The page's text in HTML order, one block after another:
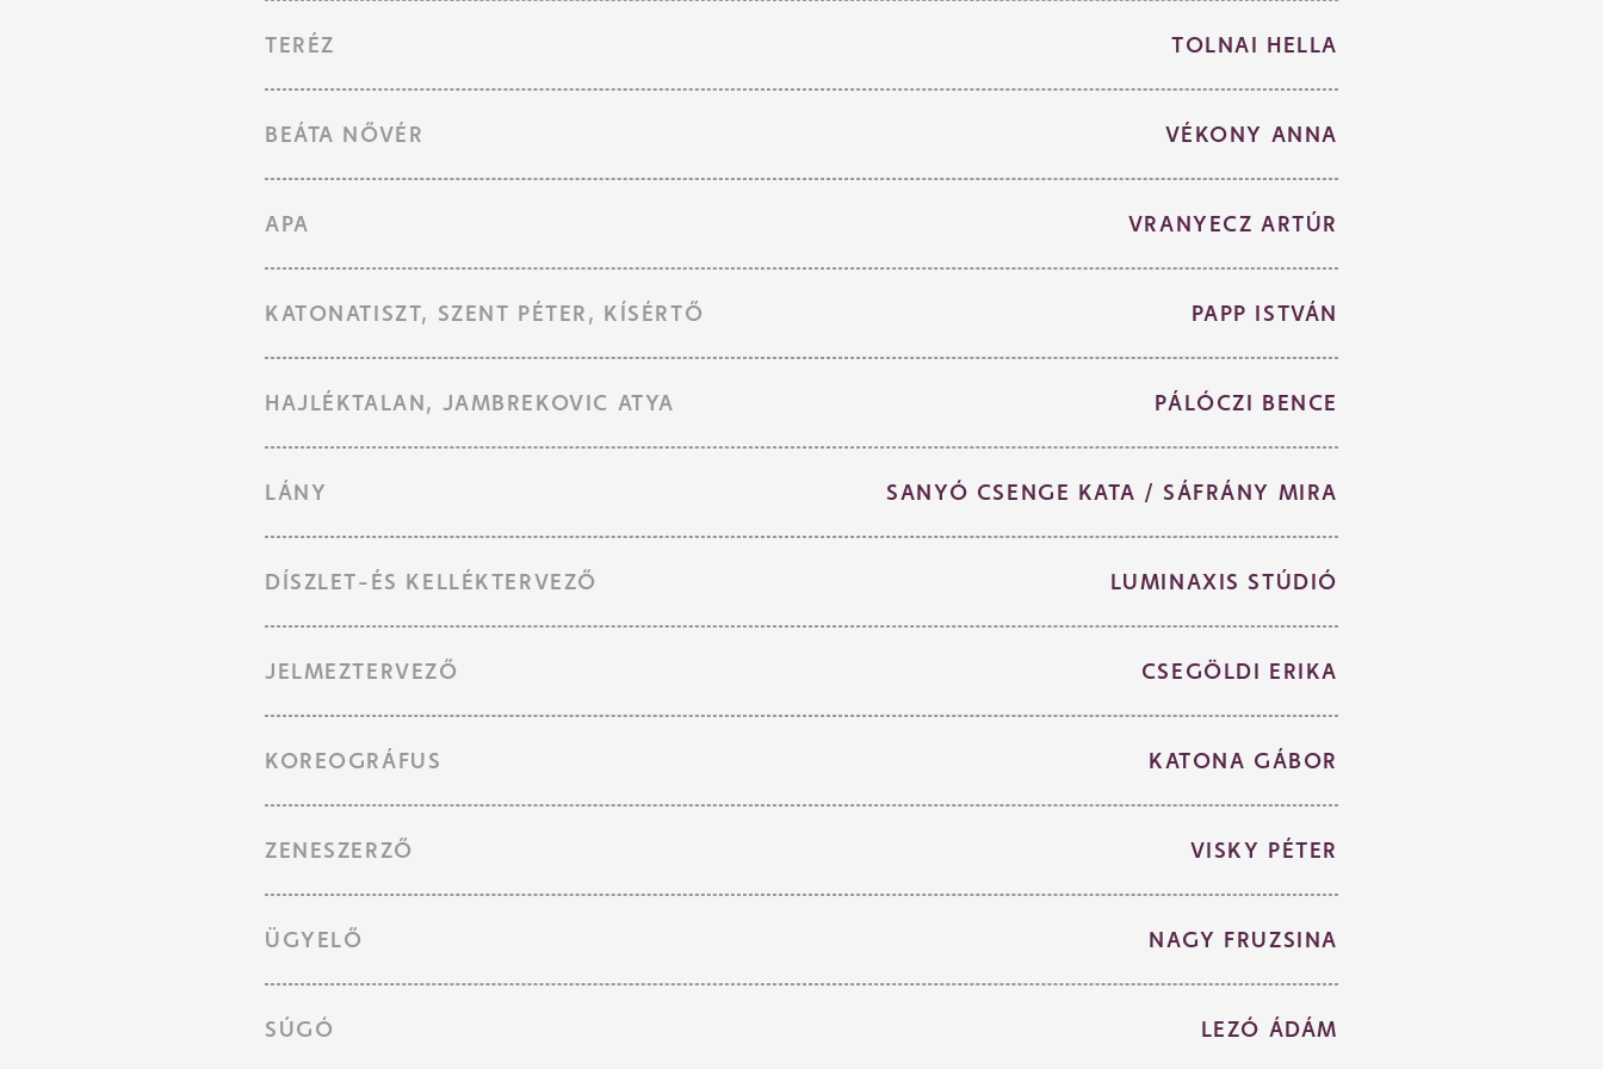
TERÉZ TOLNAI HELLA
BEÁTA NŐVÉR VÉKONY ANNA
APA VRANYECZ ARTÚR
KATONATISZT, SZENT PÉTER, KÍSÉRTŐ PAPP ISTVÁN
HAJLÉKTALAN, JAMBREKOVIC ATYA PÁLÓCZI BENCE
LÁNY SANYÓ CSENGE KATA / SÁFRÁNY MIRA
DÍSZLET-ÉS KELLÉKTERVEZŐ LUMINAXIS STÚDIÓ
JELMEZTERVEZŐ CSEGÖLDI ERIKA
KOREOGRÁFUS KATONA GÁBOR
ZENESZERZŐ VISKY PÉTER
ÜGYELŐ NAGY FRUZSINA
SÚGÓ LEZÓ ÁDÁM